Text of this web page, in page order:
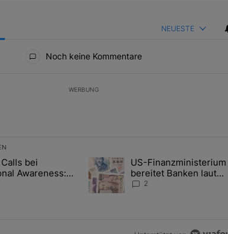
NEUESTE
Noch keine Kommentare
WERBUNG
Liste der am meisten kommentierten Artikel der letzten
dem Titel "Margin Calls bei Situational Awareness: Alles
bei
Awareness:
den Retter-
Ein Trendartikel mit dem Titel
US-Finanzministerium
bereitet Banken laut
Insider auf eventuelle
2